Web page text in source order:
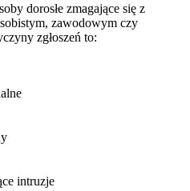
dorosłe zmagające się z
zawodowym czy
zgłoszeń to:
intruzje